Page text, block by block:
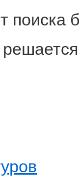
поиска